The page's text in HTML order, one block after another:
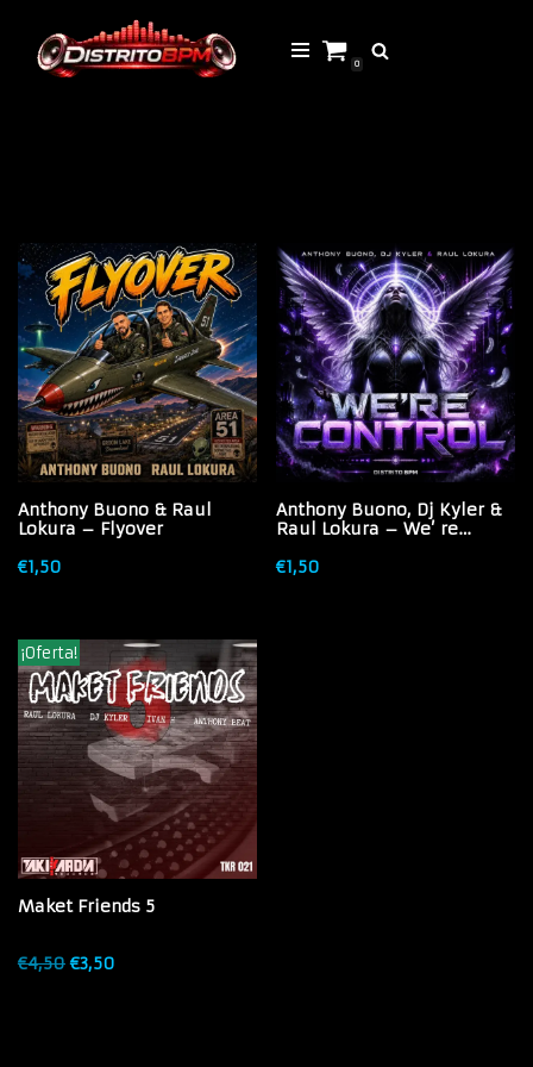
Saltar
0
Anthony Buono & Raul
Lokura – Flyover
€1,50
Anthony Buono, Dj Kyler &
Raul Lokura – We’ re
€1,50
¡Oferta!
Maket Friends 5
€4,50 €3,50